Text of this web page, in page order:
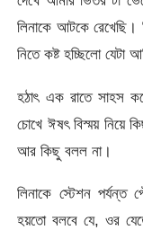
লিনাকে আটকে রেখেছি।
নিতে কষ্ট হচ্ছিলো যেটা
হঠাৎ এক রাতে সাহস
চোখে ঈষৎ বিস্ময় নিয়ে
আর কিছু বলল না।
লিনাকে স্টেশন পর্যন্ত
হয়তো বলবে যে, ওর